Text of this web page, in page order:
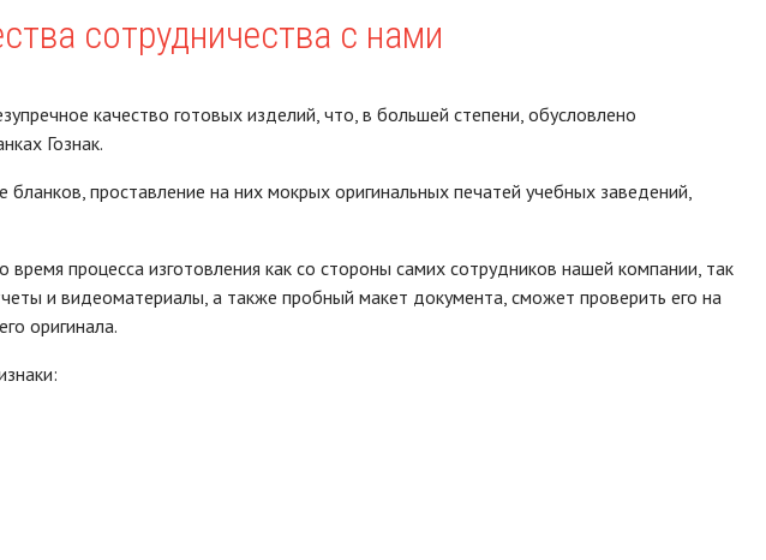
сотрудничества с нами
качество готовых изделий, что, в большей степени, обусловлено
Гознак.
проставление на них мокрых оригинальных печатей учебных заведений,
процесса изготовления как со стороны самих сотрудников нашей компании, так
и видеоматериалы, а также пробный макет документа, сможет проверить его на
оригинала.